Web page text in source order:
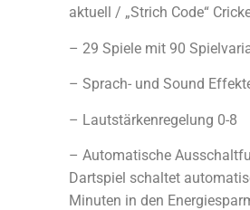
aktuell / „Strich Code“
– 29 Spiele mit 90
– Sprach- und Sound
– Lautstärkenregelung 0-8
– Automatische
Dartspiel schaltet
Minuten in den